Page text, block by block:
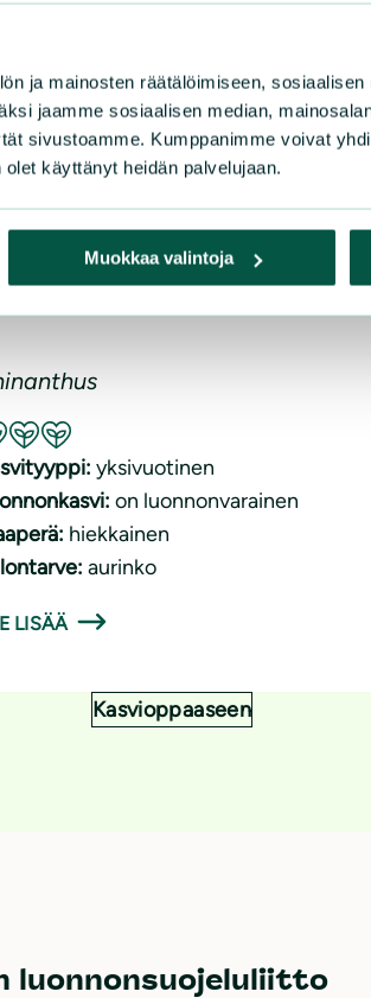
ja mainosten räätälöimiseen,
jaamme sosiaalisen median,
sivustoamme. Kumppanimme voivat
käyttänyt heidän palvelujaan.
Muokkaa valintoja
Erinomainen pölyttäjäkasvi
yksivuotinen
on luonnonvarainen
hiekkainen
aurinko
LISÄÄ
Kasvioppaaseen
luonnonsuojeluliitto